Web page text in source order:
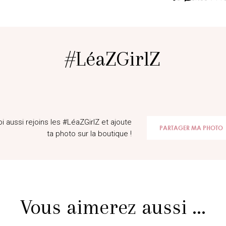
#LéaZGirlZ
aussi rejoins les #LéaZGirlZ et ajoute
ta photo sur la boutique !
PARTAGER MA PHOTO
Vous aimerez aussi ...